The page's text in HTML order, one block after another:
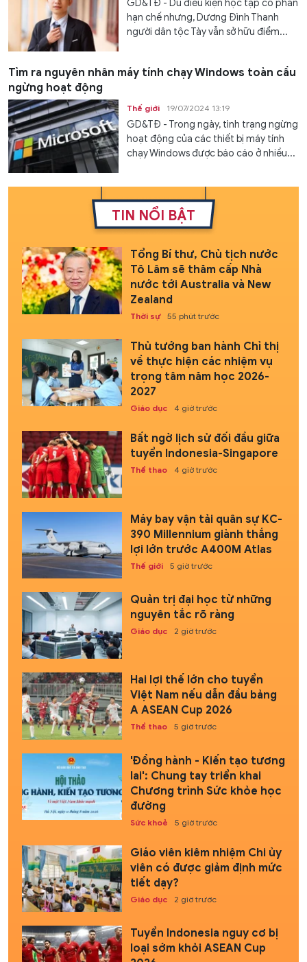
GD&TĐ - Dù điều kiện học tập có phần
hạn chế nhưng, Dương Đình Thanh
người dân tộc Tày vẫn sở hữu điểm...
Tìm ra nguyên nhân máy tính chạy Windows toàn cầu
ngừng hoạt động
Thế giới 19/07/2024 13:19
GD&TĐ - Trong ngày, tình trạng ngừng
hoạt động của các thiết bị máy tính
chạy Windows được báo cáo ở nhiều...
TIN NỔI BẬT
Tổng Bí thư, Chủ tịch nước
Tô Lâm sẽ thăm cấp Nhà
nước tới Australia và New
Zealand
Thời sự 55 phút trước
Thủ tướng ban hành Chỉ thị
về thực hiện các nhiệm vụ
trọng tâm năm học 2026-
2027
Giáo dục 4 giờ trước
Bất ngờ lịch sử đối đầu giữa
tuyển Indonesia-Singapore
Thể thao 4 giờ trước
Máy bay vận tải quân sự KC-
390 Millennium giành thắng
lợi lớn trước A400M Atlas
Thế giới 5 giờ trước
Quản trị đại học từ những
nguyên tắc rõ ràng
Giáo dục 2 giờ trước
Hai lợi thế lớn cho tuyển
Việt Nam nếu dẫn đầu bảng
A ASEAN Cup 2026
Thể thao 5 giờ trước
'Đồng hành - Kiến tạo tương
lai': Chung tay triển khai
Chương trình Sức khỏe học
đường
Sức khoẻ 5 giờ trước
Giáo viên kiêm nhiệm Chi ủy
viên có được giảm định mức
tiết dạy?
Giáo dục 2 giờ trước
Tuyển Indonesia nguy cơ bị
loại sớm khỏi ASEAN Cup